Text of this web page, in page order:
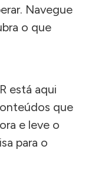
Navegue
o que
está aqui
que
e leve o
para o